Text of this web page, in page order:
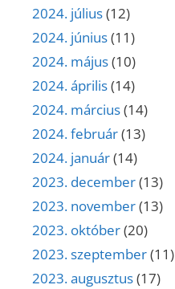
2024. július(12)
2024. június(11)
2024. május(10)
2024. április(14)
2024. március(14)
2024. február(13)
2024. január(14)
2023. december(13)
2023. november(13)
2023. október(20)
2023. szeptember(11)
2023. augusztus(17)